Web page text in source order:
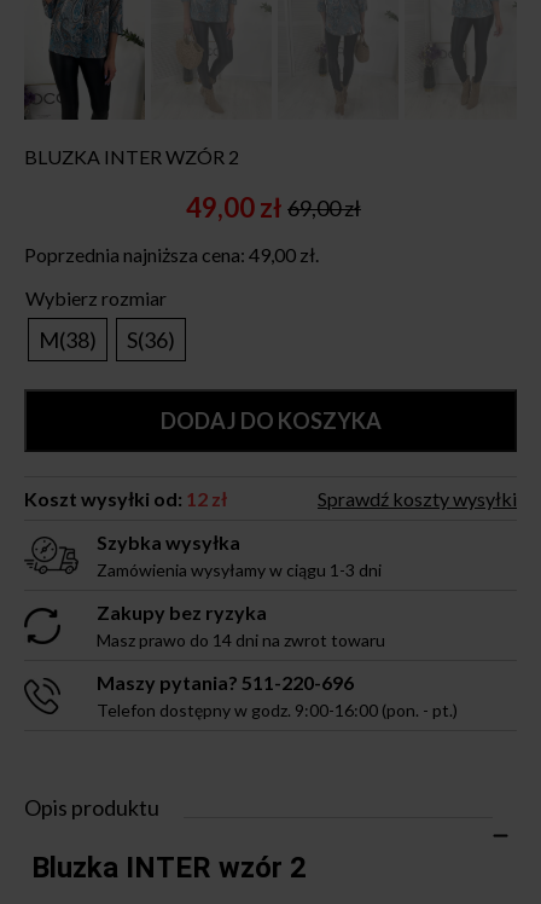
BLUZKA INTER WZÓR 2
69,00zł
Original
price
was:
49,00złCurrent
price
is:
Poprzednia najniższa cena: 49,00 zł.
Wybierz rozmiar
M(38) S(36)
DODAJ DO KOSZYKA
Koszt wysyłki od: 12 zł
Sprawdź koszty wysyłki
Szybka wysyłka
Zamówienia wysyłamy w ciągu 1-3 dni
Zakupy bez ryzyka
Masz prawo do 14 dni na zwrot towaru
Maszy pytania? 511-220-696
Telefon dostępny w godz. 9:00-16:00 (pon. - pt.)
Opis produktu
Bluzka INTER wzór 2